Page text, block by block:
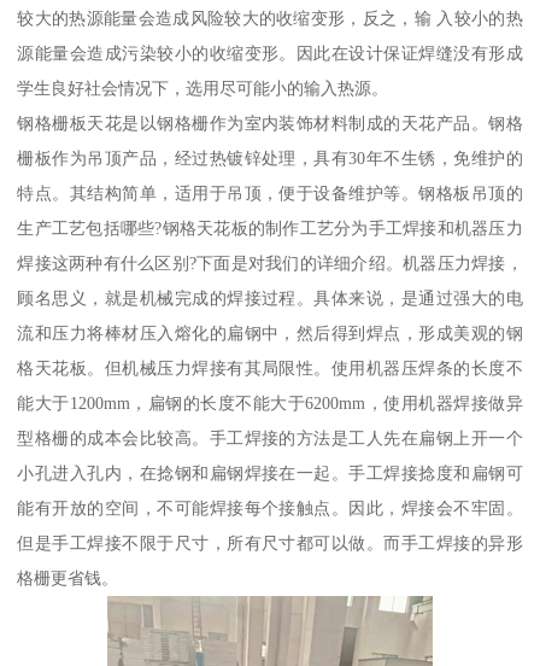
较大的热源能量会造成风险较大的收缩变形，反之，输 入较小的热
源能量会造成污染较小的收缩变形。因此在设计保证焊缝没有形成
学生良好社会情况下，选用尽可能小的输入热源。
钢格栅板天花是以钢格栅作为室内装饰材料制成的天花产品。钢格
栅板作为吊顶产品，经过热镀锌处理，具有30年不生锈，免维护的
特点。其结构简单，适用于吊顶，便于设备维护等。钢格板吊顶的
生产工艺包括哪些?钢格天花板的制作工艺分为手工焊接和机器压力
焊接这两种有什么区别?下面是对我们的详细介绍。机器压力焊接，
顾名思义，就是机械完成的焊接过程。具体来说，是通过强大的电
流和压力将棒材压入熔化的扁钢中，然后得到焊点，形成美观的钢
格天花板。但机械压力焊接有其局限性。使用机器压焊条的长度不
能大于1200mm，扁钢的长度不能大于6200mm，使用机器焊接做异
型格栅的成本会比较高。手工焊接的方法是工人先在扁钢上开一个
小孔进入孔内，在捻钢和扁钢焊接在一起。手工焊接捻度和扁钢可
能有开放的空间，不可能焊接每个接触点。因此，焊接会不牢固。
但是手工焊接不限于尺寸，所有尺寸都可以做。而手工焊接的异形
格栅更省钱。